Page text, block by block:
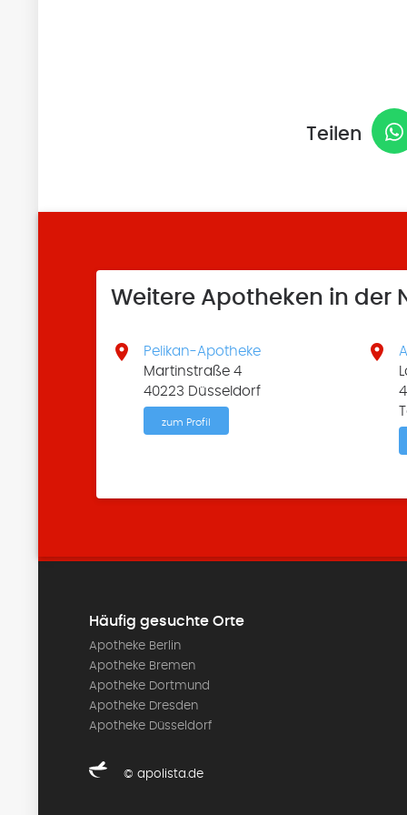
Teilen
Weitere Apotheken in der

Pelikan-Apotheke
Martinstraße 4
40223 Düsseldorf
zum Profil

Häufig gesuchte Orte
Apotheke Berlin
Apotheke Bremen
Apotheke Dortmund
Apotheke Dresden
Apotheke Düsseldorf
© apolista.de